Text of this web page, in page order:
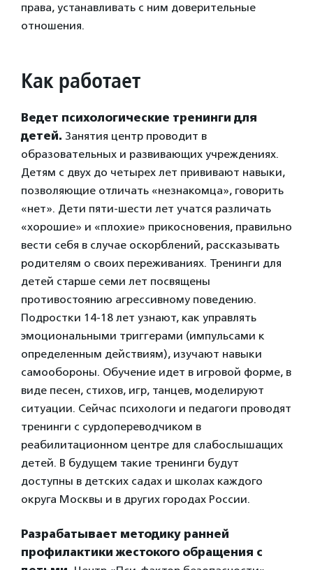
права, устанавливать с ним доверительные
отношения.
Как работает
Ведет психологические тренинги для
детей. Занятия центр проводит в
образовательных и развивающих учреждениях.
Детям с двух до четырех лет прививают навыки,
позволяющие отличать «незнакомца», говорить
«нет». Дети пяти-шести лет учатся различать
«хорошие» и «плохие» прикосновения, правильно
вести себя в случае оскорблений, рассказывать
родителям о своих переживаниях. Тренинги для
детей старше семи лет посвящены
противостоянию агрессивному поведению.
Подростки 14-18 лет узнают, как управлять
эмоциональными триггерами (импульсами к
определенным действиям), изучают навыки
самообороны. Обучение идет в игровой форме, в
виде песен, стихов, игр, танцев, моделируют
ситуации. Сейчас психологи и педагоги проводят
тренинги с сурдопереводчиком в
реабилитационном центре для слабослышащих
детей. В будущем такие тренинги будут
доступны в детских садах и школах каждого
округа Москвы и в других городах России.
Разрабатывает методику ранней
профилактики жестокого обращения с